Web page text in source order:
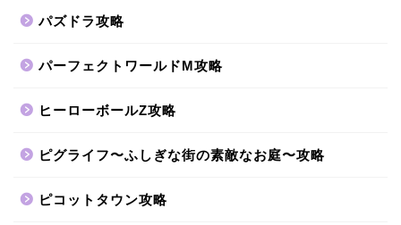
パズドラ攻略
パーフェクトワールドM攻略
ヒーローボールZ攻略
ピグライフ〜ふしぎな街の素敵なお庭〜攻略
ピコットタウン攻略